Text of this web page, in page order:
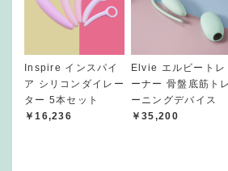
Inspire インスパイ
ア シリコンダイレー
ター 5本セット
￥16,236
Elvie エルビートレ
ーナー 骨盤底筋トレ
ーニングデバイス
￥35,200